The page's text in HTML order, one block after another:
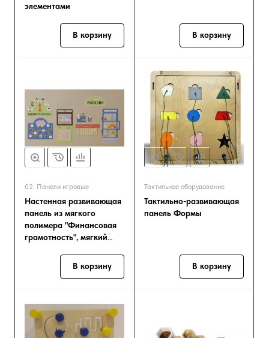
элементами
В корзину В корзину
02. Панели игровые
Настенная развивающая
панель из мягкого
полимера "Финансовая
грамотность", мягкий
В корзину
Тактильное оборудование
Тактильно-развивающая
панель Формы
В корзину